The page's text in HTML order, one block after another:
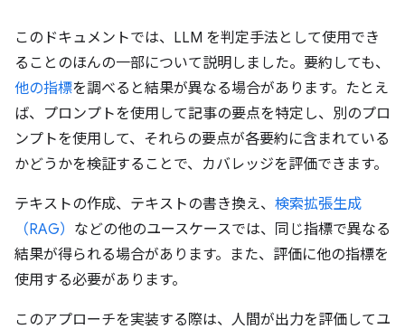
このドキュメントでは、LLM を判定手法として使用でき
ることのほんの一部について説明しました。要約しても、
他の指標を調べると結果が異なる場合があります。たとえ
ば、プロンプトを使用して記事の要点を特定し、別のプロ
ンプトを使用して、それらの要点が各要約に含まれている
かどうかを検証することで、カバレッジを評価できます。
テキストの作成、テキストの書き換え、 検索拡張生成
（RAG） などの他のユースケースでは、同じ指標で異なる
結果が得られる場合があります。また、評価に他の指標を
使用する必要があります。
このアプローチを実装する際は、人間が出力を評価してユ